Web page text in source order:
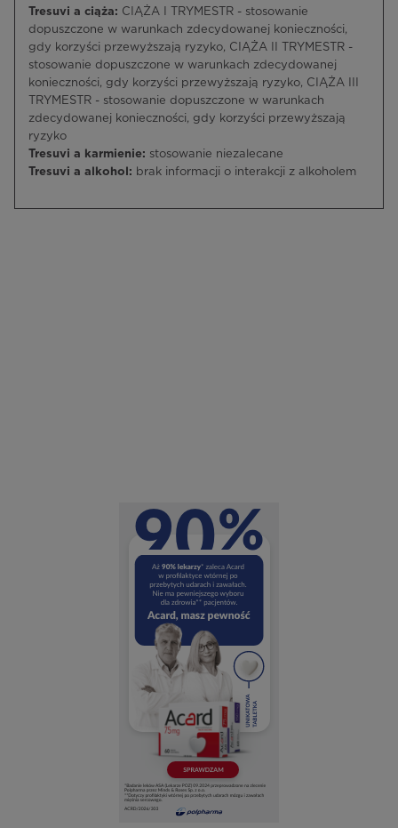
Tresuvi a ciąża: CIĄŻA I TRYMESTR - stosowanie
dopuszczone w warunkach zdecydowanej konieczności,
gdy korzyści przewyższają ryzyko, CIĄŻA II TRYMESTR -
stosowanie dopuszczone w warunkach zdecydowanej
konieczności, gdy korzyści przewyższają ryzyko, CIĄŻA III
TRYMESTR - stosowanie dopuszczone w warunkach
zdecydowanej konieczności, gdy korzyści przewyższają
ryzyko
Tresuvi a karmienie: stosowanie niezalecane
Tresuvi a alkohol: brak informacji o interakcji z alkoholem